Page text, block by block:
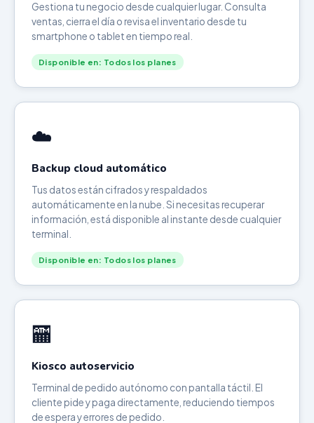
Gestiona tu negocio desde cualquier lugar. Consulta
ventas, cierra el día o revisa el inventario desde tu
smartphone o tablet en tiempo real.
Disponible en: Todos los planes
☁️
Backup cloud automático
Tus datos están cifrados y respaldados
automáticamente en la nube. Si necesitas recuperar
información, está disponible al instante desde cualquier
terminal.
Disponible en: Todos los planes
🏧
Kiosco autoservicio
Terminal de pedido autónomo con pantalla táctil. El
cliente pide y paga directamente, reduciendo tiempos
de espera y errores de pedido.